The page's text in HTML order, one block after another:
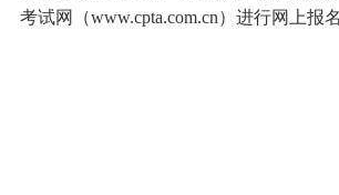
考试网（www.cpta.com.cn）进行网上报名